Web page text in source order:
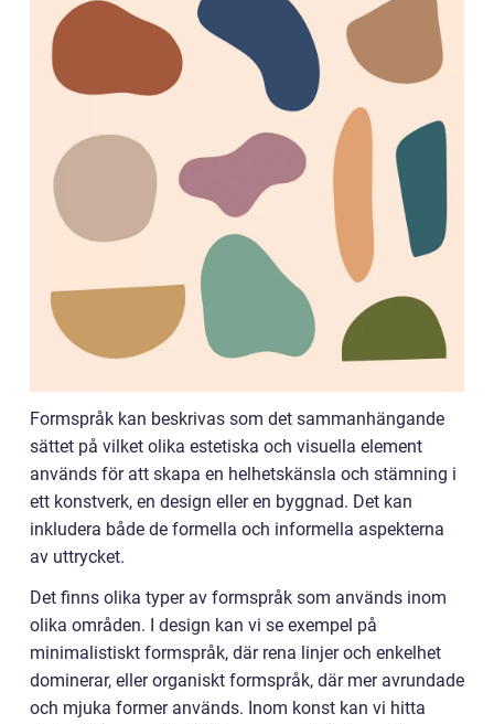
Formspråk kan beskrivas som det sammanhängande
sättet på vilket olika estetiska och visuella element
används för att skapa en helhetskänsla och stämning i
ett konstverk, en design eller en byggnad. Det kan
inkludera både de formella och informella aspekterna
av uttrycket.
Det finns olika typer av formspråk som används inom
olika områden. I design kan vi se exempel på
minimalistiskt formspråk, där rena linjer och enkelhet
dominerar, eller organiskt formspråk, där mer avrundade
och mjuka former används. Inom konst kan vi hitta